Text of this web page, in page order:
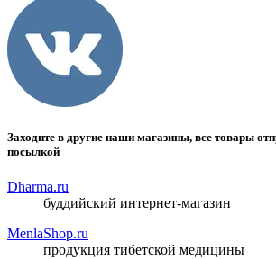
Заходите в другие наши магазины, все товары
посылкой
Dharma.ru
буддийский интернет-магазин
MenlaShop.ru
продукция тибетской медицины